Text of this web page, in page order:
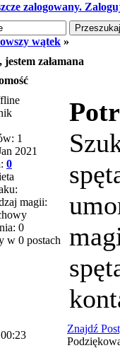
zalogowany.
wątek »
załamana
1
2021
0
magii:
0
w 0 postach
Znajdź